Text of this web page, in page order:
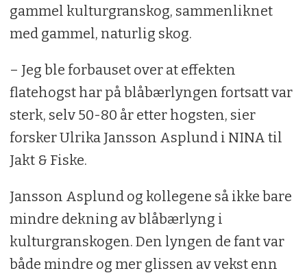
gammel kulturgranskog, sammenliknet
med gammel, naturlig skog.
– Jeg ble forbauset over at effekten
flatehogst har på blåbærlyngen fortsatt var
sterk, selv 50-80 år etter hogsten, sier
forsker Ulrika Jansson Asplund i NINA til
Jakt & Fiske.
Jansson Asplund og kollegene så ikke bare
mindre dekning av blåbærlyng i
kulturgranskogen. Den lyngen de fant var
både mindre og mer glissen av vekst enn